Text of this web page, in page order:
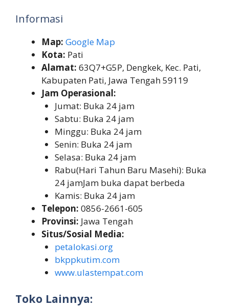
Informasi
Map: Google Map
Kota: Pati
Alamat: 63Q7+G5P, Dengkek, Kec. Pati,
Kabupaten Pati, Jawa Tengah 59119
Jam Operasional:
Jumat: Buka 24 jam
Sabtu: Buka 24 jam
Minggu: Buka 24 jam
Senin: Buka 24 jam
Selasa: Buka 24 jam
Rabu(Hari Tahun Baru Masehi): Buka
24 jamJam buka dapat berbeda
Kamis: Buka 24 jam
Telepon: 0856-2661-605
Provinsi: Jawa Tengah
Situs/Sosial Media:
petalokasi.org
bkppkutim.com
www.ulastempat.com
Toko Lainnya: